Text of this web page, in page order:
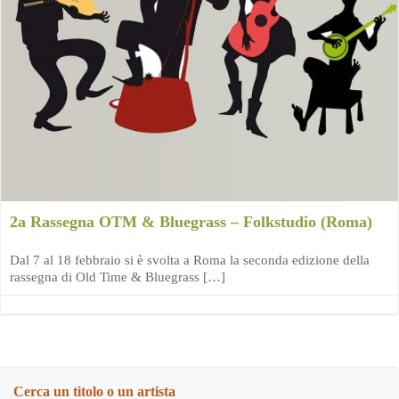
2a Rassegna OTM & Bluegrass – Folkstudio (Roma)
Dal 7 al 18 febbraio si è svolta a Roma la seconda edizione della
rassegna di Old Time & Bluegrass […]
Cerca un titolo o un artista